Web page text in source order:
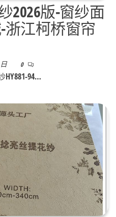
2026版-窗纱面
浙江柯桥窗帘
0
94…